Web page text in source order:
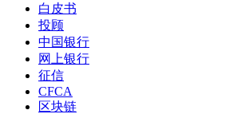
白皮书
投顾
中国银行
网上银行
征信
CFCA
区块链